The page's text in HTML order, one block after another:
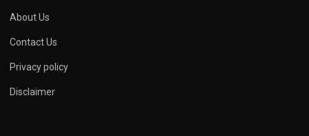
About Us
Contact Us
Privacy policy
Disclaimer